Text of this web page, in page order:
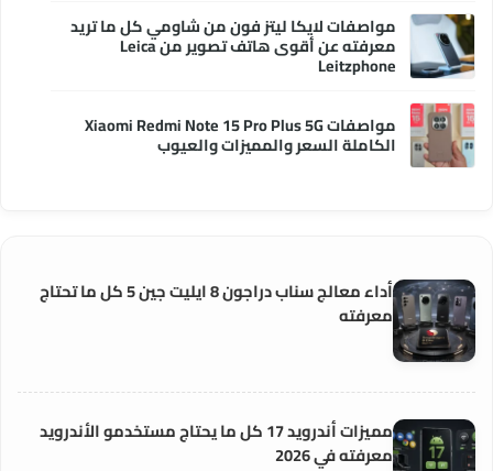
مواصفات لايكا ليتز فون من شاومي كل ما تريد
معرفته عن أقوى هاتف تصوير من Leica
Leitzphone
مواصفات Xiaomi Redmi Note 15 Pro Plus 5G
الكاملة السعر والمميزات والعيوب
أداء معالج سناب دراجون 8 ايليت جين 5 كل ما تحتاج
معرفته
مميزات أندرويد 17 كل ما يحتاج مستخدمو الأندرويد
معرفته في 2026